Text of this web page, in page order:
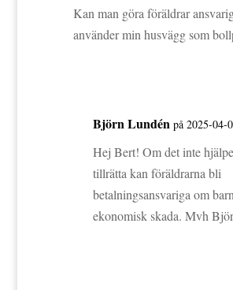
Kan man göra föräldrar
använder min husvägg som
Björn Lundén på 2025-04-
Hej Bert! Om det inte
tillrätta kan föräldrarna bli
betalningsansvariga om
ekonomisk skada. Mvh